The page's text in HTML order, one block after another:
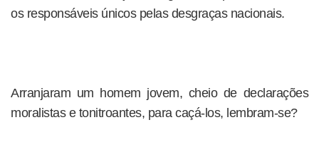
os responsáveis únicos pelas desgraças nacionais.
Arranjaram um homem jovem, cheio de declarações
moralistas e tonitroantes, para caçá-los, lembram-se?